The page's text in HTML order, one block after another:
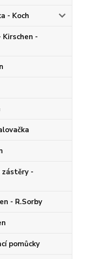
- Koch
Kirschen -
-
- R.Sorby
pomůcky